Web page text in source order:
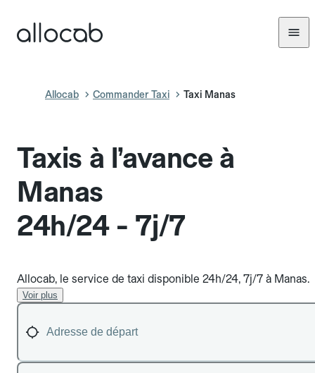
Allocab Commander Taxi Taxi Manas
Taxis à l’avance à
Manas
24h/24 - 7j/7
Allocab, le service de taxi disponible 24h/24, 7j/7 à Manas.
Voir plus